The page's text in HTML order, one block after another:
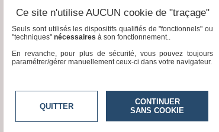
Traditions (1)
Transition Ecologique (5)
Ce site n'utilise AUCUN cookie de "traçage"
Seuls sont utilisés les dispositifs qualifiés de "fonctionnels" ou
"techniques" nécessaires à son fonctionnement..
En revanche, pour plus de sécurité, vous pouvez toujours
paramétrer/gérer manuellement ceux-ci dans votre navigateur.
QUITTER
CONTINUER
SANS COOKIE